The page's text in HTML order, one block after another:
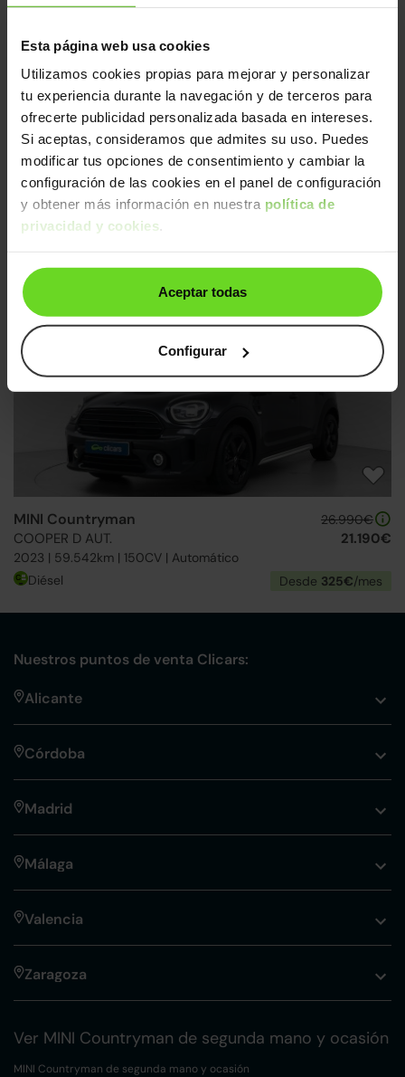
Esta página web usa cookies
Utilizamos cookies propias para mejorar y personalizar
tu experiencia durante la navegación y de terceros para
ofrecerte publicidad personalizada basada en intereses.
Si aceptas, consideramos que admites su uso. Puedes
modificar tus opciones de consentimiento y cambiar la
configuración de las cookies en el panel de configuración
y obtener más información en nuestra política de
privacidad y cookies.
Aceptar todas
Configurar
Gasolina Desde266€/mes
↓ 800€
MINI Countryman
2016 | 99.695km | 90CV | Manual
/mes
2 días
Reservado
MINI Countryman
COOPER D AUT.
2023 | 59.542km | 150CV | Automático
26.990€
21.190€
Diésel Desde 325€/mes
Nuestros puntos de venta Clicars:
Alicante
Córdoba
Madrid
Málaga
Valencia
Zaragoza
Ver MINI Countryman de segunda mano y ocasión
MINI Countryman de segunda mano y ocasión